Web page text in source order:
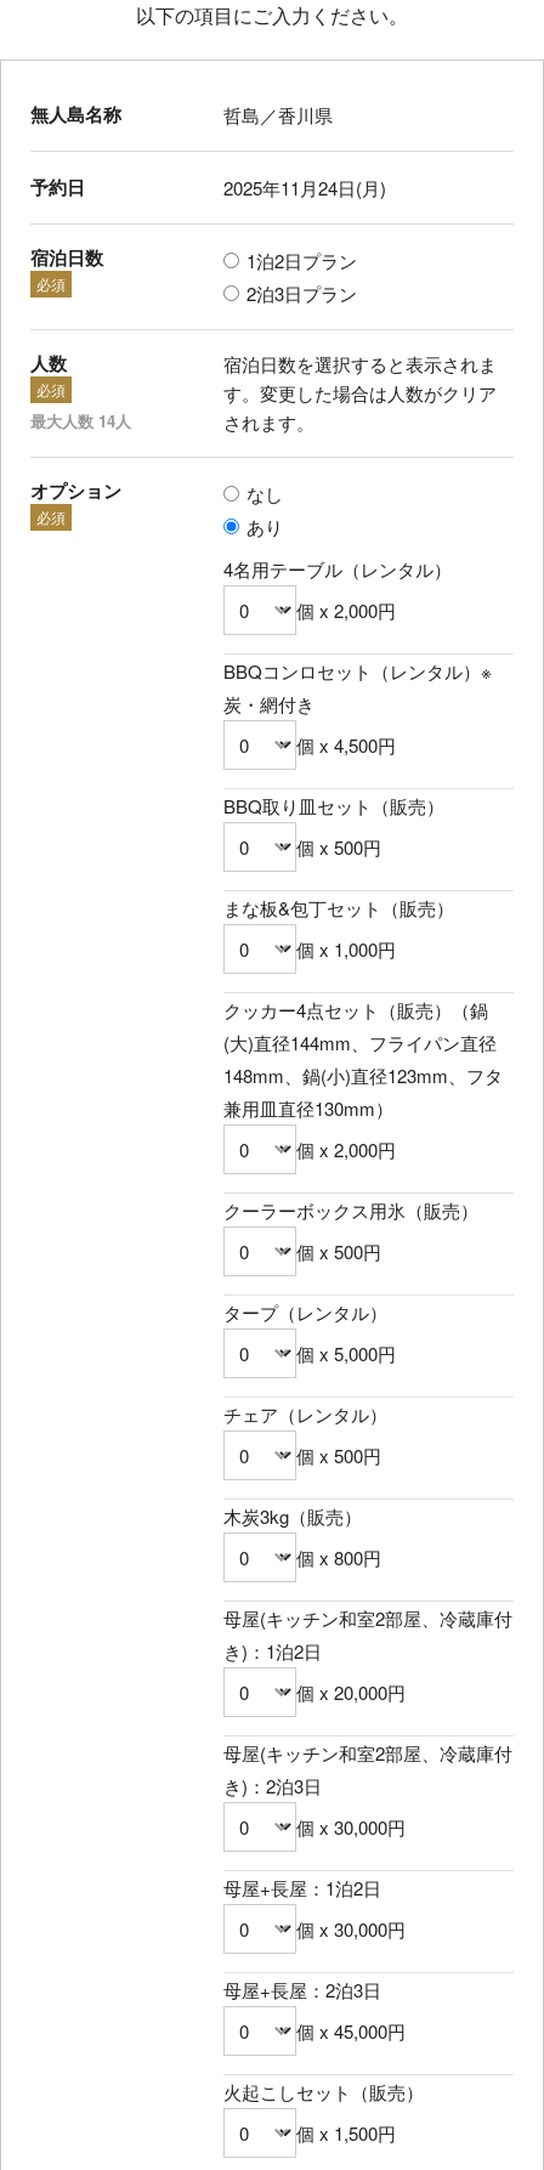
以下の項目にご入力ください。
無人島名称 哲島／香川県
予約日 2025年11月24日(月)
宿泊日数
必須
1泊2日プラン
2泊3日プラン
人数
必須
最大人数 14人
宿泊日数を選択すると表示されま
す。変更した場合は人数がクリア
されます。
オプション
必須
なし
あり
4名用テーブル（レンタル）
個 x 2,000円
BBQコンロセット（レンタル）※
炭・網付き
個 x 4,500円
BBQ取り皿セット（販売）
個 x 500円
まな板&包丁セット（販売）
個 x 1,000円
クッカー4点セット（販売）（鍋
(大)直径144mm、フライパン直径
148mm、鍋(小)直径123mm、フタ
兼用皿直径130mm）
個 x 2,000円
クーラーボックス用氷（販売）
個 x 500円
タープ（レンタル）
個 x 5,000円
チェア（レンタル）
個 x 500円
木炭3kg（販売）
個 x 800円
母屋(キッチン和室2部屋、冷蔵庫付
き)：1泊2日
個 x 20,000円
母屋(キッチン和室2部屋、冷蔵庫付
き)：2泊3日
個 x 30,000円
母屋+長屋：1泊2日
個 x 30,000円
母屋+長屋：2泊3日
個 x 45,000円
火起こしセット（販売）
個 x 1,500円